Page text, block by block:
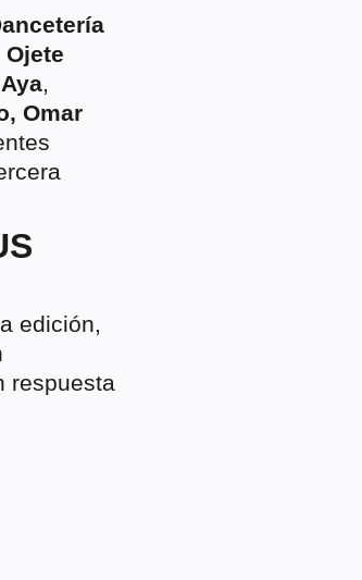
,
Omar
edición,
respuesta